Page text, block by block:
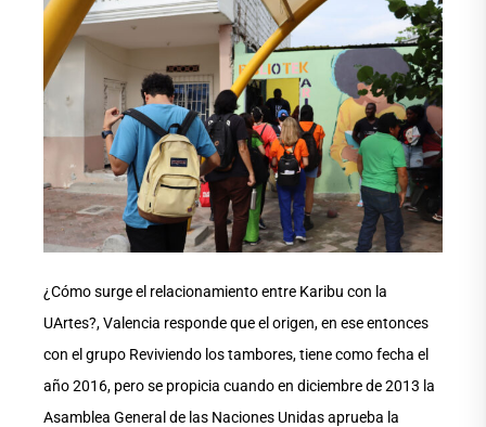
¿Cómo surge el relacionamiento entre Karibu con la
UArtes?, Valencia responde que el origen, en ese entonces
con el grupo Reviviendo los tambores, tiene como fecha el
año 2016, pero se propicia cuando en diciembre de 2013 la
Asamblea General de las Naciones Unidas aprueba la